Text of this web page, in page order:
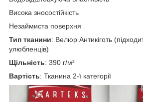
Висока зносостійкість
Незаймиста поверхня
Тип тканини: Велюр Антикіготь
улюбленців)
Щільність: 390 г/м²
Вартість: Тканина 2-ї категорії